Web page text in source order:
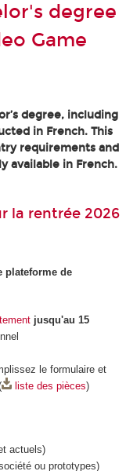
degree
Game
degree, including
in French. This
requirements and
available in French.
la rentrée 2026
plateforme de
jusqu'au 15
le formulaire et
liste des pièces)
actuels)
ou prototypes)